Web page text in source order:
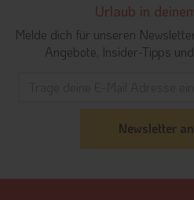
Urlaub in
Melde dich für unseren
Angebote, Insider-Tipps